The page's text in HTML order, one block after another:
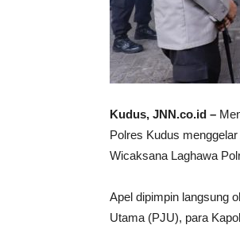
Kudus, JNN.co.id –
Polres Kudus
Wicaksana Laghawa
Apel dipimpin langsung
Utama (PJU), para